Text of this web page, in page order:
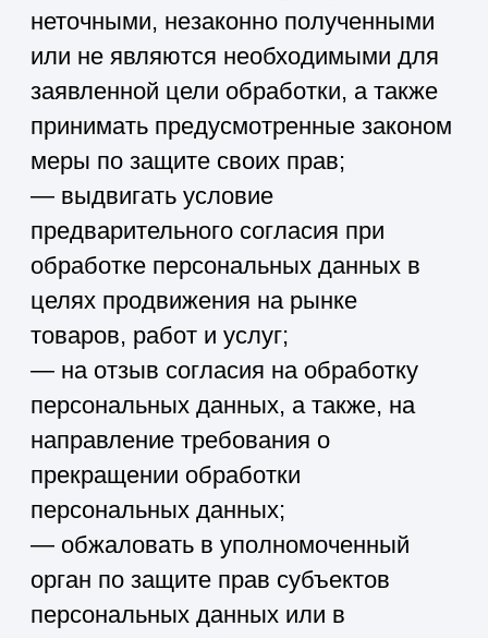
услуг на рынке
Информирование о новых
продуктах и услугах (в т.ч.
посредством звонков, отправки
электронных писем и SMS)
Персональные данные
фамилия, имя, отчество
электронный адрес
номера телефонов
сведения, собираемые
посредством метрических
программ
Правовые основания
Обработка персональных
данных осуществляется с
согласия субъекта
персональных данных на
обработку его персональных
данных в соответствие с
действующим
законодательством РФ